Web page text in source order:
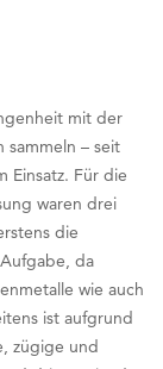
mit der
sammeln – seit
Einsatz. Für die
waren drei
die
da
wie auch
ist aufgrund
zügige und